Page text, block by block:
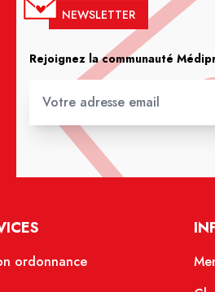
NEWSLETTER
Rejoignez la communauté
ordonnance